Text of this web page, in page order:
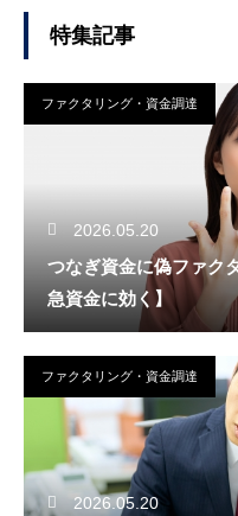
特集記事
ファクタリング・資金調達
2026.05.20
つなぎ資金に偽ファク
急資金に効く】
ファクタリング・資金調達
2026.05.20